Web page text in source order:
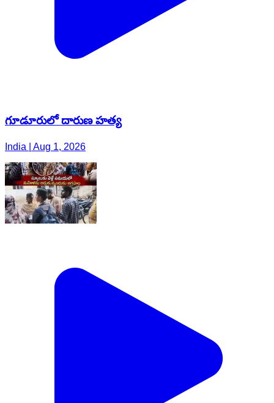
గూడూరులో దారుణ హత్య
India | Aug 1, 2026